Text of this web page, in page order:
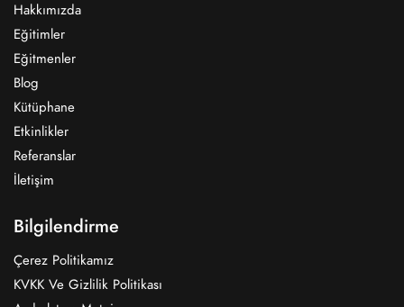
Hakkımızda
Eğitimler
Eğitmenler
Blog
Kütüphane
Etkinlikler
Referanslar
İletişim
Bilgilendirme
Çerez Politikamız
KVKK Ve Gizlilik Politikası